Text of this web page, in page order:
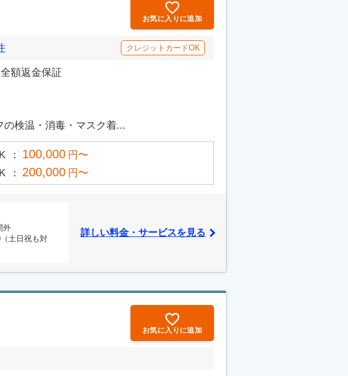
お気に入りに追加
クレジットカードOK
額返金保証
検温・消毒・マスク着...
100,000 円〜
200,000 円〜
外
土日祝も対
詳しい料金・サービスを見る
お気に入りに追加